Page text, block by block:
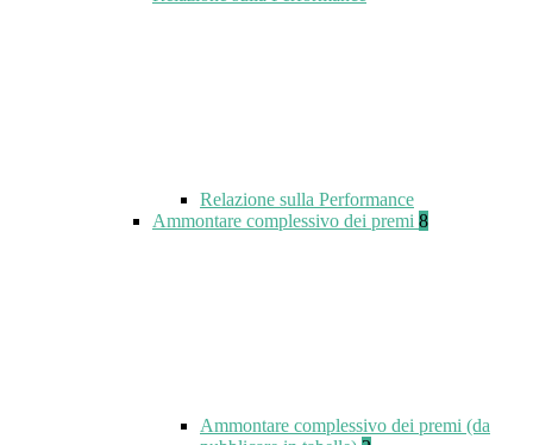
Relazione sulla Performance
Ammontare complessivo dei premi 8
Ammontare complessivo dei premi (da